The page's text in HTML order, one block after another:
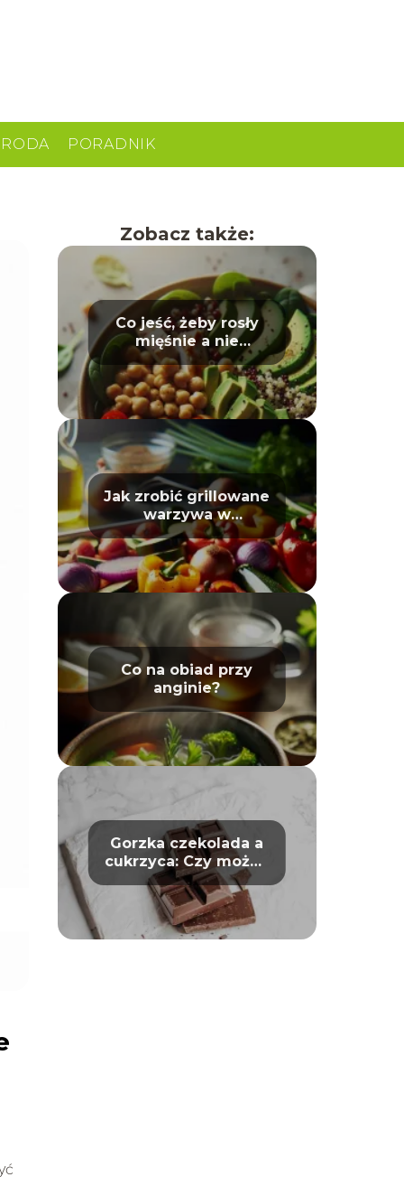
PORADNIK
Zobacz także:
Co jeść, żeby rosły
mięśnie a nie
tłuszcz? Dieta dla
sportowców
Jak zrobić grillowane
warzywa w
piekarniku – poradnik
Co na obiad przy
anginie?
Gorzka czekolada a
cukrzyca: Czy można
bezpiecznie ją jeść?